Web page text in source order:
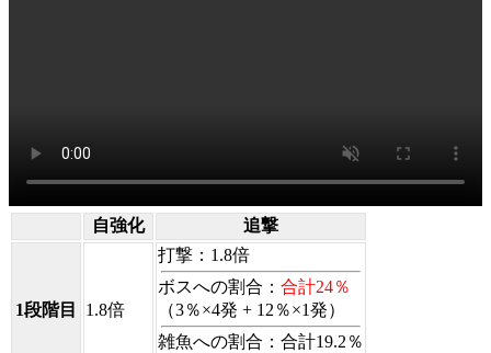
自強化 追撃
1段階目 1.8倍
打撃：1.8倍
ボスへの割合： 合計24％
（3％×4発 + 12％×1発）
雑魚への割合：合計19.2％